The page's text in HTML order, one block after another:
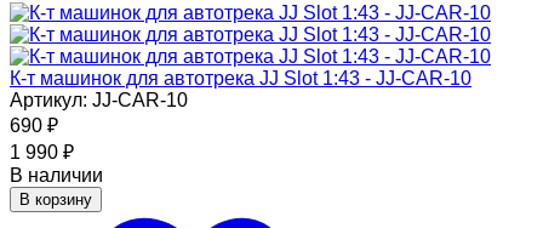
К-т машинок для автотрека JJ Slot 1:43 - JJ-CAR-10
Артикул: JJ-CAR-10
690 ₽
1 990 ₽
В наличии
В корзину